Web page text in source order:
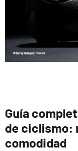
Guía
de ciclismo:
comodidad